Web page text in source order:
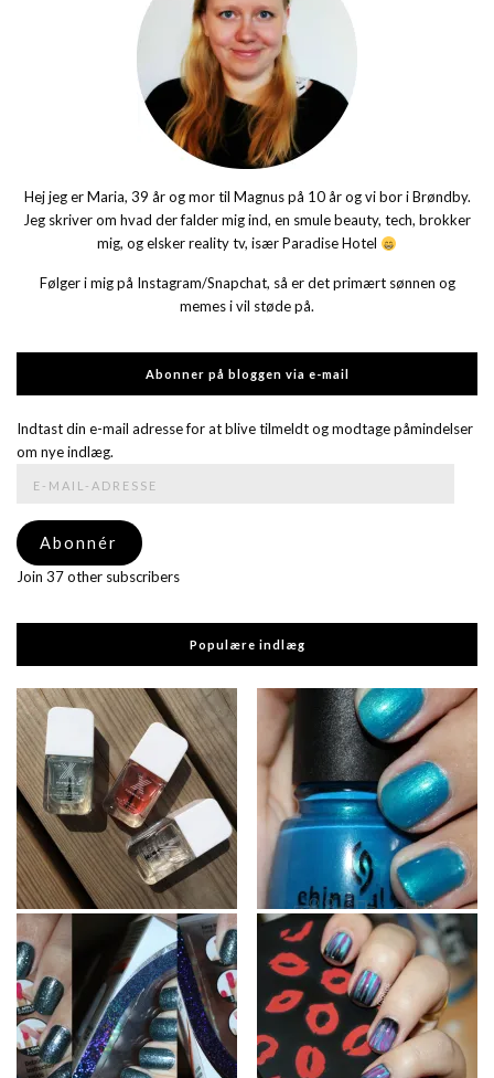
Hej jeg er Maria, 39 år og mor til Magnus på 10 år og vi bor i Brøndby.
Jeg skriver om hvad der falder mig ind, en smule beauty, tech, brokker
mig, og elsker reality tv, især Paradise Hotel
Følger i mig på Instagram/Snapchat, så er det primært sønnen og
memes i vil støde på.
Abonner på bloggen via e-mail
Indtast din e-mail adresse for at blive tilmeldt og modtage påmindelser
om nye indlæg.
adresse
Abonnér
Join 37 other subscribers
Populære indlæg